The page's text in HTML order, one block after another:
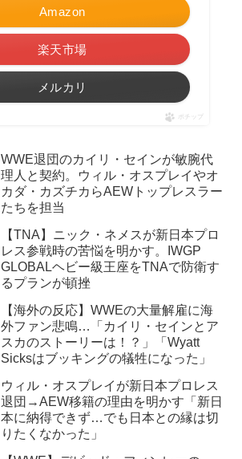
Amazon
楽天市場
メルカリ
ポチップ
WWE退団のカイリ・セインが敏腕代
理人と契約。ウィル・オスプレイやオ
カダ・カズチカらAEWトップレスラー
たちを担当
【TNA】ニック・ネメスが新日本プロ
レス参戦時の苦悩を明かす。IWGP
GLOBALヘビー級王座をTNAで防衛す
るプランが頓挫
【海外の反応】WWEの大量解雇に海
外ファン悲鳴…「カイリ・セインとア
スカのストーリーは！？」「Wyatt
Sicksはブッキングの犠牲になった」
ウィル・オスプレイが新日本プロレス
退団→AEW移籍の理由を明かす「新日
本に納得できず…でも日本との縁は切
りたくなかった」